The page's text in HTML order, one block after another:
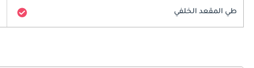
طي المقعد الخلفي